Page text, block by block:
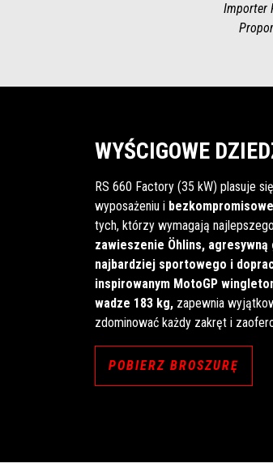
Importer
WYŚCIGOWE
RS 660 Factory (35 kW) plasuje
wyposażeniu i
tych, którzy wymagają
zawieszenie Öhlins, agresywną
najbardziej sportowego i
inspirowanym MotoGP
wadze 183 kg, zapewnia
zdominować każdy zakręt i
POBIERZ BROSZURĘ